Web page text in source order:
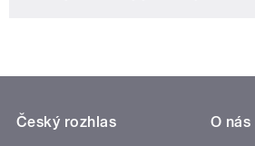
Český rozhlas
O nás